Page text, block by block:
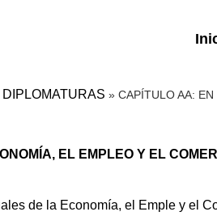
» CAPÍTULO AA:
EL EMPLEO Y EL
de la Economía, el Emple y el